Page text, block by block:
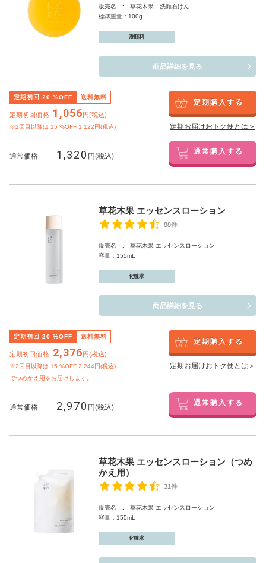
販売名 : 草花木果 洗顔石けん
標準重量：100g
洗顔料
商品詳細を見る
定期初回 20 %OFF 送料無料
定期初回価格: 1,056円(税込)
※2回目以降は 15 %OFF 1,122円(税込)
定期購入する
定期お届けおトク便とは＞
通常価格 1,320 円(税込) 通常購入する
草花木果 エッセンスローション
88件
販売名 : 草花木果 エッセンスローション
容量：155mL
化粧水
商品詳細を見る
定期初回 20 %OFF 送料無料
定期初回価格: 2,376円(税込)
※2回目以降は 15 %OFF 2,244円(税込)
でつめかえ用をお届けします。
定期購入する
定期お届けおトク便とは＞
通常価格 2,970 円(税込) 通常購入する
草花木果 エッセンスローション（つめ
かえ用）
31件
販売名 : 草花木果 エッセンスローション
容量：155mL
化粧水